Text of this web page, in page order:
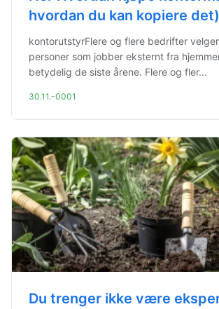
hvordan du kan kopiere det)
kontorutstyrFlere og flere bedrifter
personer som jobber eksternt fra
betydelig de siste årene. Flere og fler...
30.11.-0001
Du trenger ikke være